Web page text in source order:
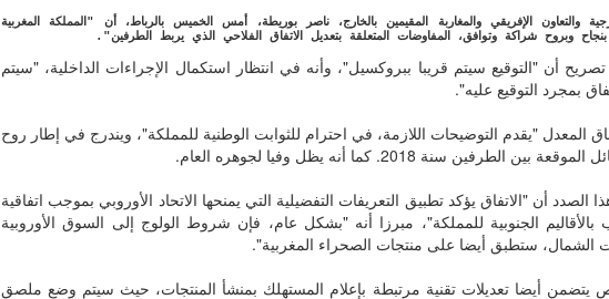
والتعاون الإفريقي والمغاربة المقيمين بالخارج، ناصر بوريطة، أمس الخميس بالرباط، أن "المملكة المغربية
بنجاح وبروح شراكة وتوافق، المفاوضات المتعلقة بتعديل الاتفاق الفلاحي الذي يربط الطرفين".
أن "التوقيع سيتم قريبا ببروكسيل"، وأنه في انتظار استكمال الإجراءات الداخلية، "سيتم
بمجرد التوقيع عليه".
المعدل "يقدم التوضيحات اللازمة، في احترام للثوابت الوطنية للمملكة"، ويندرج في إطار روح
سنة 2018. كما أنه يظل وفيا لجوهره العام.
أن "الاتفاق يؤكد تطبيق التعريفات التفضيلية التي يمنحها الاتحاد الأوروبي بموجب اتفاقية
الجنوبية للمملكة"، مبرزا أنه "بشكل عام، فإن شروط الولوج إلى السوق الأوروبية
الشمال، ستطبق أيضا على منتجات الصحراء المغربية".
يتضمن أيضا تعديلات تقنية مرتبطة بإعلام المستهلك بمنشأ المنتجات، حيث سيتم وضع ملصق